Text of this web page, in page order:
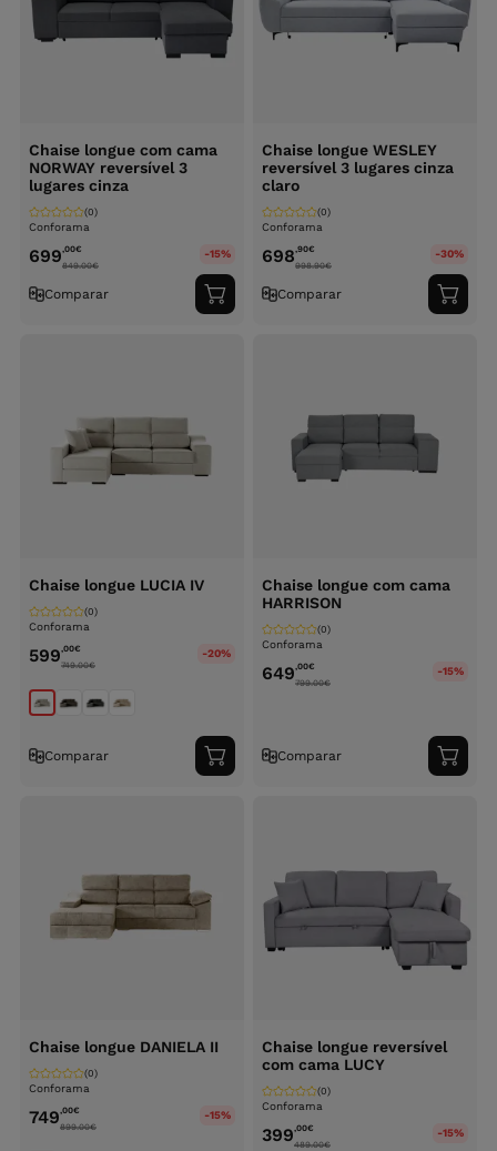
Chaise longue com cama
NORWAY reversível 3
lugares cinza
Conforama
(0)
699,00€
849.00€
-15%
Comparar
Adicionar
ao
Chaise longue WESLEY
reversível 3 lugares cinza
claro
Conforama
(0)
698,90€
998.90€
-30%
Comparar
ao
Chaise longue LUCIA IV
Conforama
(0)
599,00€
749.00€
-20%
Comparar
Adicionar
ao
Chaise longue com cama
HARRISON
Conforama
(0)
649,00€
799.00€
-15%
Comparar
ao
Chaise longue DANIELA II
Conforama
(0)
749,00€
899.00€
-15%
Chaise longue reversível
com cama LUCY
Conforama
(0)
399,00€
489.00€
-15%